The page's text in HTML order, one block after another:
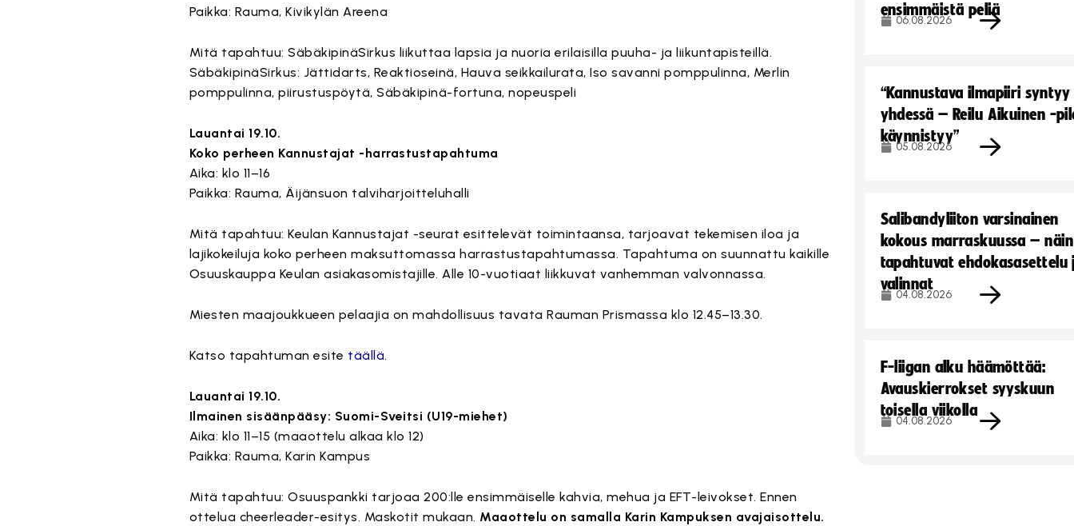
Paikka: Rauma, Kivikylän Areena
Mitä tapahtuu: SäbäkipinäSirkus liikuttaa lapsia ja nuoria erilaisilla puuha- ja liikuntapisteillä.
SäbäkipinäSirkus: Jättidarts, Reaktioseinä, Hauva seikkailurata, Iso savanni pomppulinna, Merlin
pomppulinna, piirustuspöytä, Säbäkipinä-fortuna, nopeuspeli
Lauantai 19.10.
Koko perheen Kannustajat -harrastustapahtuma
Aika: klo 11–16
Paikka: Rauma, Äijänsuon talviharjoitteluhalli
Mitä tapahtuu: Keulan Kannustajat -seurat esittelevät toimintaansa, tarjoavat tekemisen iloa ja
lajikokeiluja koko perheen maksuttomassa harrastustapahtumassa. Tapahtuma on suunnattu kaikille
Osuuskauppa Keulan asiakasomistajille. Alle 10-vuotiaat liikkuvat vanhemman valvonnassa.
Miesten maajoukkueen pelaajia on mahdollisuus tavata Rauman Prismassa klo 12.45–13.30.
Katso tapahtuman esite täällä.
Lauantai 19.10.
Ilmainen sisäänpääsy: Suomi-Sveitsi (U19-miehet)
Aika: klo 11–15 (maaottelu alkaa klo 12)
Paikka: Rauma, Karin Kampus
Mitä tapahtuu: Osuuspankki tarjoaa 200:lle ensimmäiselle kahvia, mehua ja EFT-leivokset. Ennen
ottelua cheerleader-esitys. Maskotit mukaan. Maaottelu on samalla Karin Kampuksen avajaisottelu.
ensimmäistä peliä
06.08.2026
“Kannustava ilmapiiri syntyy
yhdessä – Reilu Aikuinen -
käynnistyy”
05.08.2026
Salibandyliiton varsinainen
kokous marraskuussa – näin
tapahtuvat ehdokasasettelu
valinnat
04.08.2026
F-liigan alku häämöttää:
Avauskierrokset syyskuun
toisella viikolla
04.08.2026